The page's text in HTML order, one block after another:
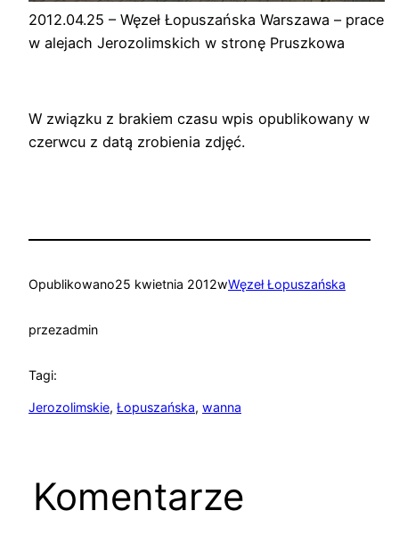
2012.04.25 – Węzeł Łopuszańska Warszawa – prace
w alejach Jerozolimskich w stronę Pruszkowa
W związku z brakiem czasu wpis opublikowany w
czerwcu z datą zrobienia zdjęć.
Opublikowano25 kwietnia 2012wWęzeł Łopuszańska
przezadmin
Tagi:
Jerozolimskie, Łopuszańska, wanna
Komentarze